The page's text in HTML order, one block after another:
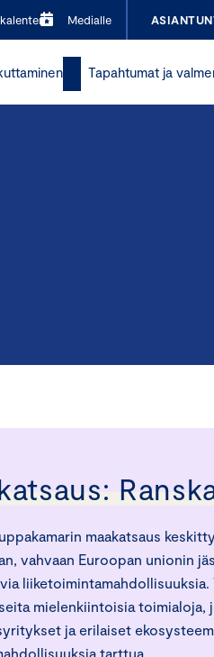
Medialle
Tapahtumat ja
maakatsaus
vahvaan Euroopan unionin
liiketoimintamahdollisuuksia.
mielenkiintoisia toimialoja,
ja erilaiset
tarttua.